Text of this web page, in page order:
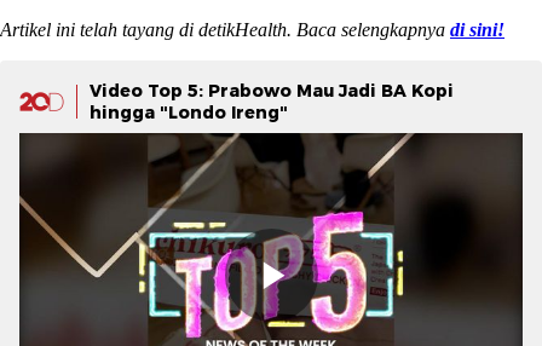
Artikel ini telah tayang di detikHealth. Baca selengkapnya di sini!
Video Top 5: Prabowo Mau Jadi BA Kopi
hingga "Londo Ireng"